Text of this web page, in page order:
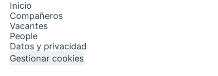
Inicio
Compañeros
Vacantes
People
Datos y privacidad
Gestionar cookies